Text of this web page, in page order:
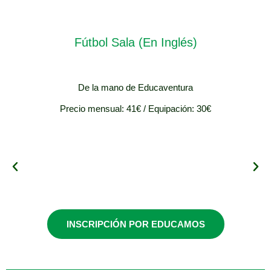
Fútbol Sala (En Inglés)
De la mano de Educaventura
Precio mensual: 41€ / Equipación: 30€
4 y 5 años Mixto
(Grupo 1)
Martes y jueves /
INSCRIPCIÓN POR EDUCAMOS